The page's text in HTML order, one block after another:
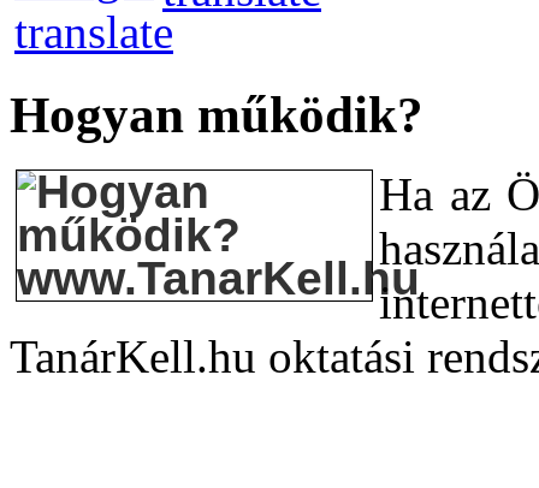
Hogyan működik?
Ha az
TanárKell.hu oktatási